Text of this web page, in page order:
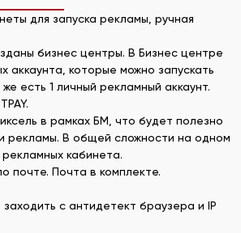
для запуска рекламы, ручная
бизнес центры. В Бизнес центре
аккаунта, которые можно запускать
есть 1 личный рекламный аккаунт.
в рамках БМ, что будет полезно
рекламы. В общей сложности на одном
кабинета.
почте. Почта в комплекте.
с антидетект браузера и IP